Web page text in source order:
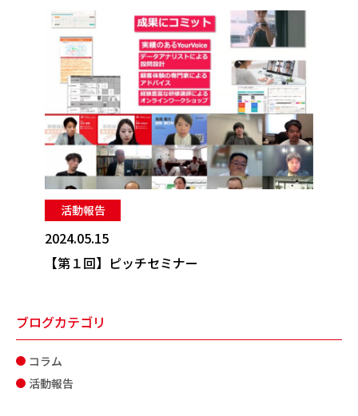
活動報告
2024.05.15
【第１回】ピッチセミナー
ブログカテゴリ
コラム
活動報告